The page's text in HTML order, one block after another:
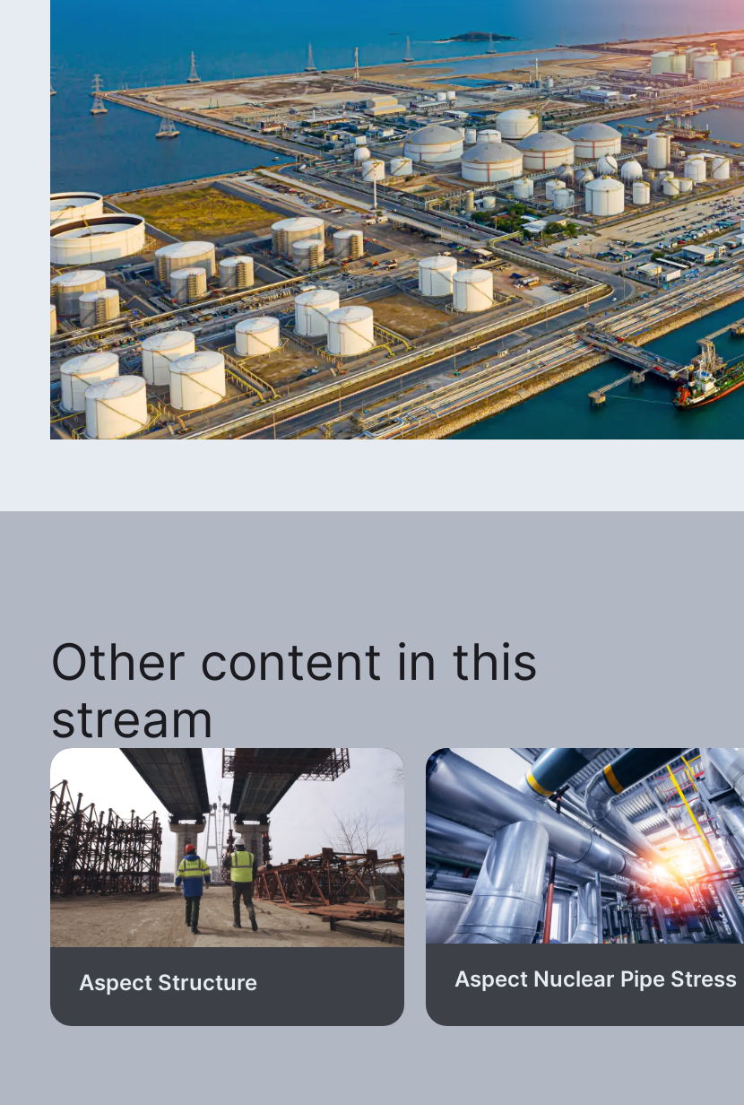
Other content in this
stream
Aspect Structure Aspect Nuclear Pipe Stress